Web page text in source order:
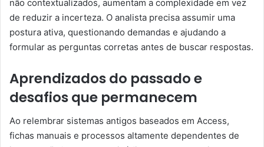
não contextualizados, aumentam a complexidade em vez
de reduzir a incerteza. O analista precisa assumir uma
postura ativa, questionando demandas e ajudando a
formular as perguntas corretas antes de buscar respostas.
Aprendizados do passado e
desafios que permanecem
Ao relembrar sistemas antigos baseados em Access,
fichas manuais e processos altamente dependentes de